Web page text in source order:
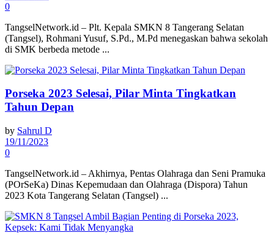
0
TangselNetwork.id – Plt. Kepala SMKN 8 Tangerang Selatan
(Tangsel), Rohmani Yusuf, S.Pd., M.Pd menegaskan bahwa sekolah
di SMK berbeda metode ...
Porseka 2023 Selesai, Pilar Minta Tingkatkan
Tahun Depan
by Sahrul D
19/11/2023
0
TangselNetwork.id – Akhirnya, Pentas Olahraga dan Seni Pramuka
(POrSeKa) Dinas Kepemudaan dan Olahraga (Dispora) Tahun
2023 Kota Tangerang Selatan (Tangsel) ...